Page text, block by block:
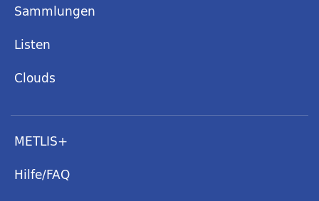
Sammlungen
Listen
Clouds
METLIS+
Hilfe/FAQ